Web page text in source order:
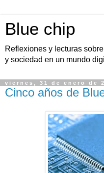
Blue chip
Reflexiones y lecturas
y sociedad en un mundo
viernes, 31 de enero de
Cinco años de